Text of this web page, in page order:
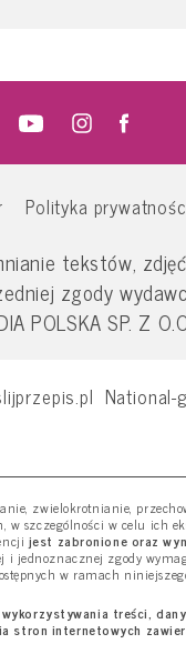
Polityka
tekstów,
zgody
POLSKA SP. Z
National-
zwielokrotnianie,
w szczególności w celu
jest zabronione oraz
i jednoznacznej zgody
w ramach
treści,
stron internetowych